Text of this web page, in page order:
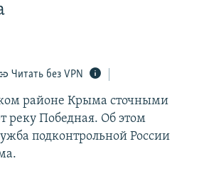
11 ИСТОРИЙ СОПРОТИВЛЕНИЯ
Читать без VPN
районе Крыма сточными
реку Победная. Об этом
подконтрольной России